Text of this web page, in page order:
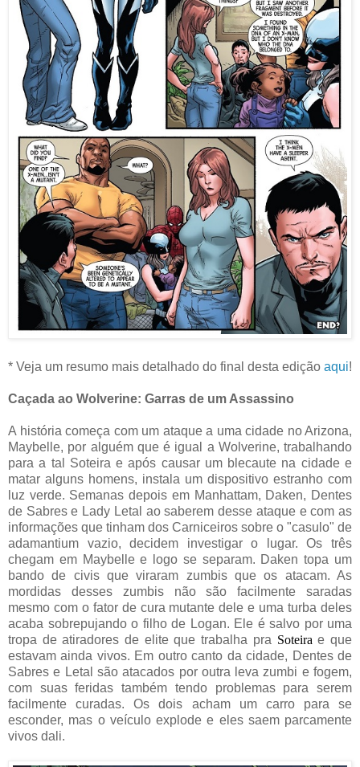
* Veja um resumo mais detalhado do final desta edição aqui!
Caçada ao Wolverine: Garras de um Assassino
A história começa com um ataque a uma cidade no Arizona,
Maybelle, por alguém que é igual a Wolverine, trabalhando
para a tal Soteira e após causar um blecaute na cidade e
matar alguns homens, instala um dispositivo estranho com
luz verde. Semanas depois em Manhattam, Daken, Dentes
de Sabres e Lady Letal ao saberem desse ataque e com as
informações que tinham dos Carniceiros sobre o "casulo" de
adamantium vazio, decidem investigar o lugar. Os três
chegam em Maybelle e logo se separam. Daken topa um
bando de civis que viraram zumbis que os atacam. As
mordidas desses zumbis não são facilmente saradas
mesmo com o fator de cura mutante dele e uma turba deles
acaba sobrepujando o filho de Logan. Ele é salvo por uma
tropa de atiradores de elite que trabalha pra Soteira e que
estavam ainda vivos. Em outro canto da cidade, Dentes de
Sabres e Letal são atacados por outra leva zumbi e fogem,
com suas feridas também tendo problemas para serem
facilmente curadas. Os dois acham um carro para se
esconder, mas o veículo explode e eles saem parcamente
vivos dali.